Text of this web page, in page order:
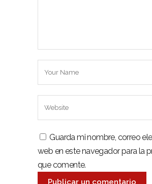
Guarda mi nombre, correo
web en este navegador para la
que comente.